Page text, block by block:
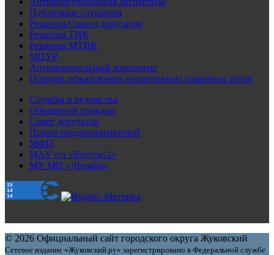
Публичные слушания
Решения Совета депутатов
Решения ТИК
Решения МТИК
МЦУР
Антимонопольный комплаенс
Порядок обжалования нормативных правовых актов
Службы и ведомства
Обращения граждан
Совет депутатов
Прием предпринимателей
МФЦ
МАУ о/л «Восток-2»
МУ МЦ «Дружба»
© 2026 Официальный сайт городского округа Жуковский
Сетевое издание «Жуковский.ру» зарегистрировано в Федеральной службе